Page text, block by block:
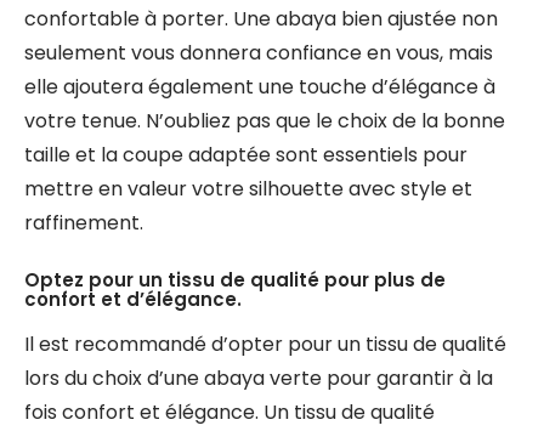
confortable à porter. Une abaya bien ajustée non
seulement vous donnera confiance en vous, mais
elle ajoutera également une touche d’élégance à
votre tenue. N’oubliez pas que le choix de la bonne
taille et la coupe adaptée sont essentiels pour
mettre en valeur votre silhouette avec style et
raffinement.
Optez pour un tissu de qualité pour plus de
confort et d’élégance.
Il est recommandé d’opter pour un tissu de qualité
lors du choix d’une abaya verte pour garantir à la
fois confort et élégance. Un tissu de qualité